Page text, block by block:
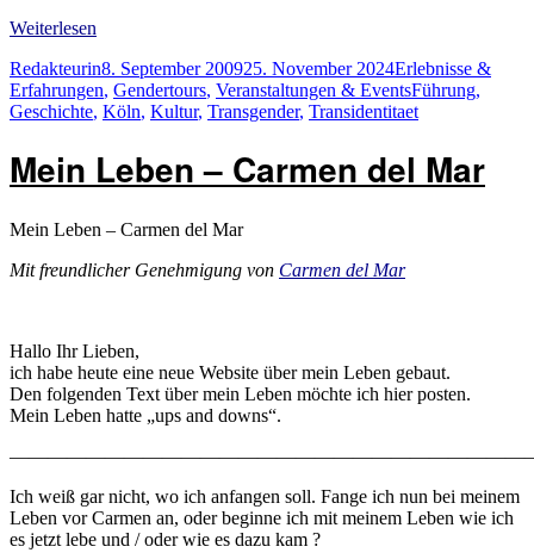
Weiterlesen
Autor
RedakteurinVeröffentlicht
am
8. September 200925. November 2024Kategorien
Erlebnisse &
Erfahrungen, Gendertours, Veranstaltungen & EventsSchlagwörter
Führung,
Geschichte, Köln, Kultur, Transgender, Transidentitaet
Mein Leben – Carmen del Mar
Mein Leben – Carmen del Mar
Mit freundlicher Genehmigung von Carmen del Mar
Hallo Ihr Lieben,
ich habe heute eine neue Website über mein Leben gebaut.
Den folgenden Text über mein Leben möchte ich hier posten.
Mein Leben hatte „ups and downs“.
Ich weiß gar nicht, wo ich anfangen soll. Fange ich nun bei meinem
Leben vor Carmen an, oder beginne ich mit meinem Leben wie ich
es jetzt lebe und / oder wie es dazu kam ?